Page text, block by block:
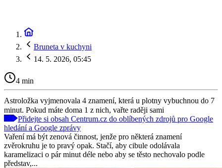
Bruneta v kuchyni
14. 5. 2026, 05:45
4 min
Astroložka vyjmenovala 4 znamení, která u plotny vybuchnou do 7
minut. Pokud máte doma 1 z nich, vařte raději sami
Přidejte si obsah Centrum.cz do oblíbených zdrojů pro Google
hledání a Google zprávy
Vaření má být zenová činnost, jenže pro některá znamení
zvěrokruhu je to pravý opak. Stačí, aby cibule odolávala
karamelizaci o pár minut déle nebo aby se těsto nechovalo podle
představ,...